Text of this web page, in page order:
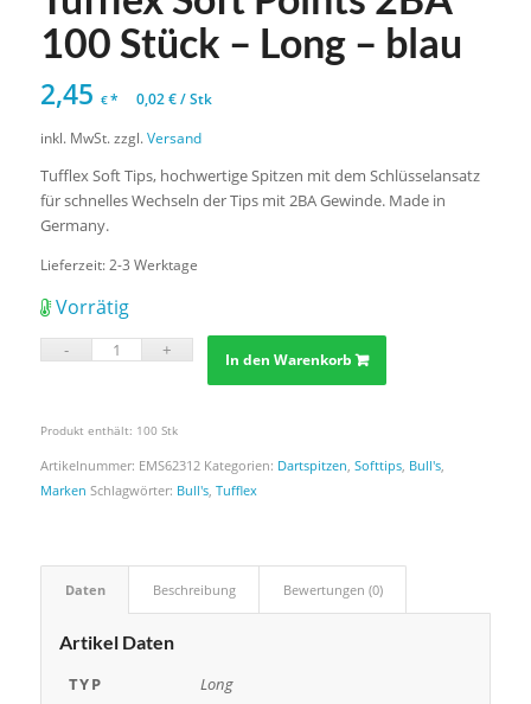
100 Stück – Long – blau
2,45 €* 0,02€/Stk
inkl. MwSt. zzgl.Versand
Tufflex Soft Tips, hochwertige Spitzen mit dem Schlüsselansatz
für schnelles Wechseln der Tips mit 2BA Gewinde. Made in
Germany.
Lieferzeit: 2-3 Werktage
Vorrätig
In den Warenkorb
Produkt enthält: 100 Stk
Artikelnummer: EMS62312 Kategorien: Dartspitzen, Softtips, Bull's,
Marken Schlagwörter: Bull's, Tufflex
Daten Beschreibung Bewertungen (0)
Artikel Daten
TYP
Long